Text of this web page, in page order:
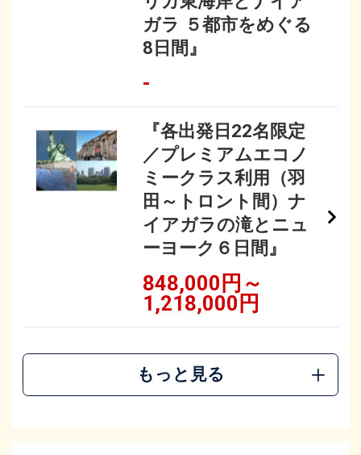
ガラ ５都市をめぐる
8日間』
-
『各出発日22名限定
／プレミアムエコノ
ミークラス利用（羽
田～トロント間）ナ
イアガラの滝とニュ
ーヨーク６日間』
848,000円～
1,218,000円
もっと見る